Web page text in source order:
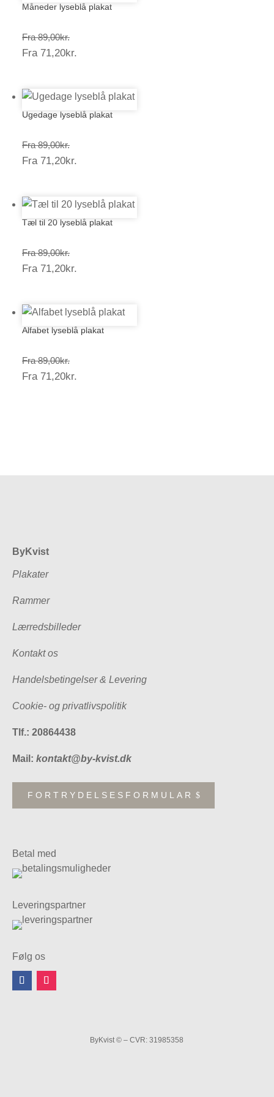
Måneder lyseblå plakat
Fra 89,00kr.Prisinterval:
89,00kr.
Fra 71,20kr.
Ugedage lyseblå plakat
Fra 89,00kr.Prisinterval:
89,00kr.
Fra 71,20kr.
Tæl til 20 lyseblå plakat
Fra 89,00kr.Prisinterval:
89,00kr.
Fra 71,20kr.
Alfabet lyseblå plakat
Fra 89,00kr.Prisinterval:
89,00kr.
Fra 71,20kr.
ByKvist
Plakater
Rammer
Lærredsbilleder
Kontakt os
Handelsbetingelser & Levering
Cookie- og privatlivspolitik
Tlf.: 20864438
Mail: kontakt@by-kvist.dk
FORTRYDELSESFORMULAR
Betal med
Leveringspartner
Følg os
ByKvist © – CVR: 31985358